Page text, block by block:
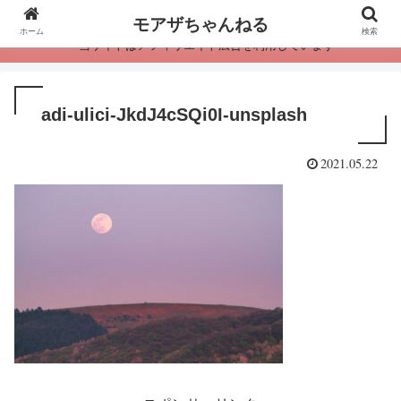
・当サイトはアフィリエイト広告を利用しています
adi-ulici-JkdJ4cSQi0I-unsplash
2021.05.22
ホーム モアザちゃんねる 検索